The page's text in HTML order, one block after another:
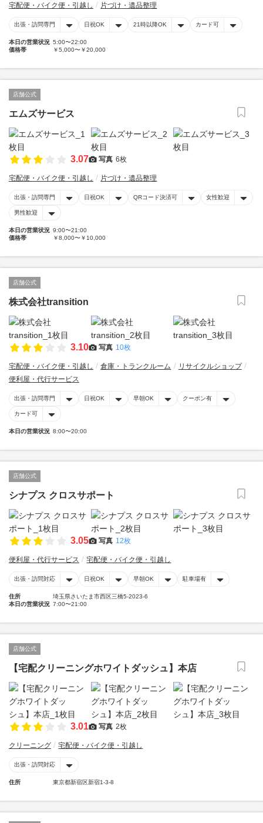
宅配便・バイク便・引越し 片づけ・遺品整理
出張・訪問専門 日祝OK 21時以降OK カード可
本日の営業状況 5:00〜22:00
価格帯
￥5,000〜￥20,000
店舗公式
エムズサービス
3.07 写真 6枚
宅配便・バイク便・引越し 片づけ・遺品整理
出張・訪問専門 日祝OK QRコード決済可 女性歓迎
男性歓迎
本日の営業状況 9:00〜21:00
価格帯
￥8,000〜￥10,000
店舗公式
株式会社transition
3.10 写真 10枚
宅配便・バイク便・引越し 倉庫・トランクルーム
リサイクルショップ
便利屋・代行サービス
出張・訪問専門 日祝OK 早朝OK クーポン有
カード可
本日の営業状況 8:00〜20:00
店舗公式
シナプス クロスサポート
3.05 写真 12枚
便利屋・代行サービス 宅配便・バイク便・引越し
出張・訪問対応 日祝OK 早朝OK 駐車場有
住所
埼玉県さいたま市西区三橋5-2023-6
本日の営業状況 7:00〜21:00
店舗公式
【宅配クリーニングホワイトダッシュ】本店
3.01 写真 2枚
クリーニング 宅配便・バイク便・引越し
出張・訪問対応
住所 東京都新宿区新宿1-3-8